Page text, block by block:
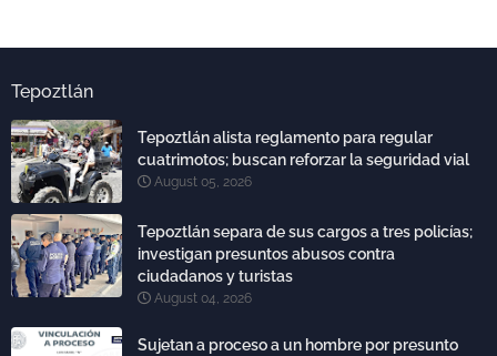
Tepoztlán
Tepoztlán alista reglamento para regular
cuatrimotos; buscan reforzar la seguridad vial
August 05, 2026
Tepoztlán separa de sus cargos a tres policías;
investigan presuntos abusos contra
ciudadanos y turistas
August 04, 2026
Sujetan a proceso a un hombre por presunto